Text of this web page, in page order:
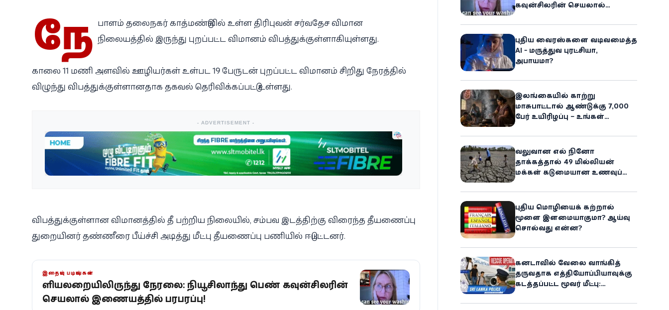
நே பாளம் தலைநகர் காத்மண்டுவில் உள்ள திரிபுவன் சர்வதேச விமான
நிலையத்தில் இருந்து புறப்பட்ட விமானம் விபத்துக்குள்ளாகியுள்ளது.
காலை 11 மணி அளவில் ஊழியர்கள் உள்பட 19 பேருடன் புறப்பட்ட விமானம் சிறிது நேரத்தில்
விழுந்து விபத்துக்குள்ளானதாக தகவல் தெரிவிக்கப்பட்டு உள்ளது.
- ADVERTISEMENT -
விபத்துக்குள்ளான விமானத்தில் தீ பற்றிய நிலையில், சம்பவ இடத்திற்கு விரைந்த தீயணைப்பு
துறையினர் தண்ணீரை பீய்ச்சி அடித்து மீட்பு தீயணைப்பு பணியில் ஈடுபட்டனர்.
இதையும் படியுங்கள்
குளியலறையிலிருந்து நேரலை: நியூசிலாந்து பெண் கவுன்சிலரின்
செயலால் இணையத்தில் பரபரப்பு!
கவுன்சிலரின் செயலால்
புதிய வைரஸ்களை வடிவமைத்த
AI - மருத்துவ புரட்சியா,
அபாயமா?
இலங்கையில் காற்று
மாசுபாட்டால் ஆண்டுக்கு 7,000
பேர் உயிரிழப்பு – உங்கள்
ஆபத்து!
வலுவான எல் நினோ
தாக்கத்தால் 49 மில்லியன்
மக்கள் கடுமையான உணவுப்
அபாயம் - உலக உணவுத் திட்டம்
எச்சரிக்கை!
புதிய மொழியைக் கற்றால்
மூளை இளமையாகுமா? ஆய்வு
சொல்வது என்ன?
கனடாவில் வேலை வாங்கித்
தருவதாக எத்தியோப்பியாவுக்கு
கடத்தப்பட்ட மூவர் மீட்பு: